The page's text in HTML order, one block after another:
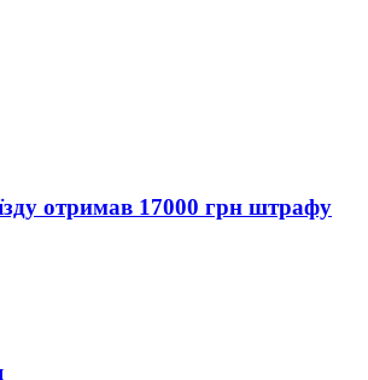
отримав 17000 грн штрафу